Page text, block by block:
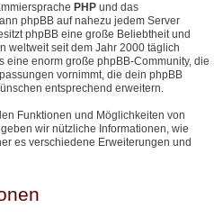
PHP und das
phpBB auf nahezu jedem Server
phpBB eine große Beliebtheit und
weltweit seit dem Jahr 2000 täglich
eine enorm große phpBB-Community, die
vornimmt, die dein phpBB
entsprechend erweitern.
Funktionen und Möglichkeiten von
wir nützliche Informationen, wie
es verschiedene Erweiterungen und